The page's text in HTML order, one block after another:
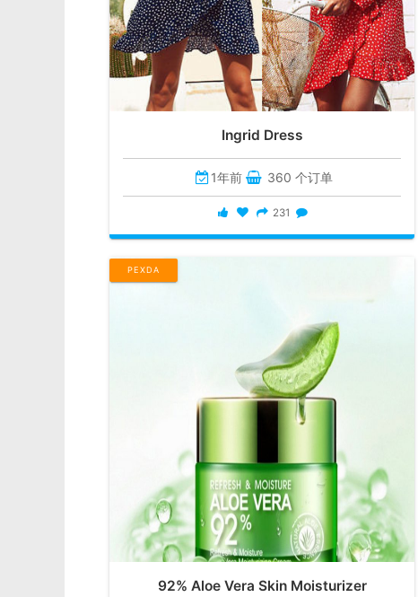
Ingrid Dress
1年前 360 个订单
231
PEXDA
92% Aloe Vera Skin Moisturizer